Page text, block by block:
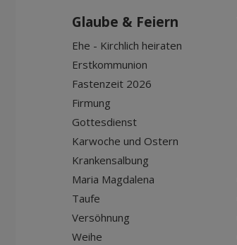
Glaube & Feiern
Ehe - Kirchlich heiraten
Erstkommunion
Fastenzeit 2026
Firmung
Gottesdienst
Karwoche und Ostern
Krankensalbung
Maria Magdalena
Taufe
Versöhnung
Weihe